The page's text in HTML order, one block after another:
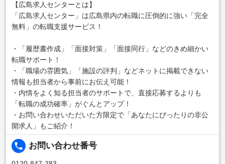
【広島求人センターとは】
「広島求人センター」は広島県内の転職に圧倒的に強い「完全
無料」の転職支援サービス！
・「履歴書作成」「面接対策」「面接同行」などのきめ細かい
転職サポート！
・「職場の雰囲気」「施設の評判」などネットに掲載できない
情報も担当者から事前にお伝え可能！
・内情をよく知る担当者のサポートで、直接応募するよりも
「転職の成功確率」がぐんとアップ！
・お問い合わせいただいた方限定で「あなたにぴったりの非公
開求人」もご紹介！
お問い合わせ番号